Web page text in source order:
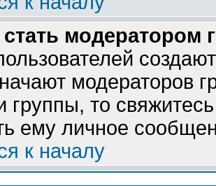
модератором
модераторов
группы, то
ему личное
к началу